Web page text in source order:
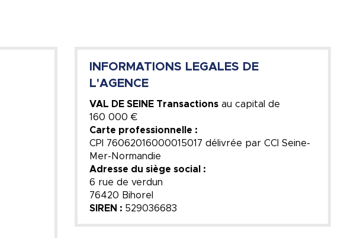
INFORMATIONS LEGALES DE
L'AGENCE
VAL DE SEINE Transactionsau capital de
160 000 €
Carte professionnelle :
CPI 76062016000015017 délivrée par CCI Seine-
Mer-Normandie
Adresse du siège social :
6 rue de verdun
76420 Bihorel
SIREN : 529036683